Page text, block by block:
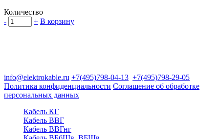
Количество
-
+ В корзину
info@elektrokable.ru +7(495)798-04-13 +7(495)798-29-05
Политика конфиденциальности Соглашение об обработке
персональных данных
Кабель КГ
Кабель ВВГ
Кабель ВВГнг